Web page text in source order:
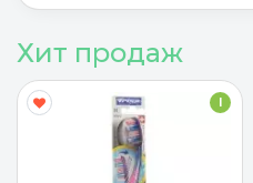
Хит продаж